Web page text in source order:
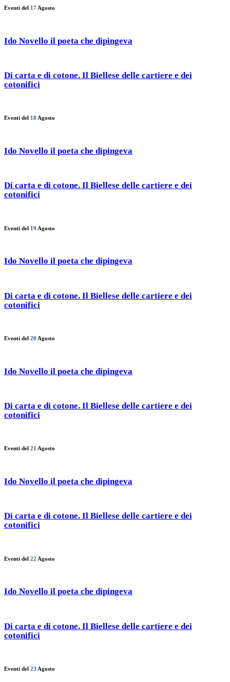
Eventi del 17 Agosto
Ido Novello il poeta che dipingeva
Di carta e di cotone. Il Biellese delle cartiere e dei
cotonifici
Eventi del 18 Agosto
Ido Novello il poeta che dipingeva
Di carta e di cotone. Il Biellese delle cartiere e dei
cotonifici
Eventi del 19 Agosto
Ido Novello il poeta che dipingeva
Di carta e di cotone. Il Biellese delle cartiere e dei
cotonifici
Eventi del 20 Agosto
Ido Novello il poeta che dipingeva
Di carta e di cotone. Il Biellese delle cartiere e dei
cotonifici
Eventi del 21 Agosto
Ido Novello il poeta che dipingeva
Di carta e di cotone. Il Biellese delle cartiere e dei
cotonifici
Eventi del 22 Agosto
Ido Novello il poeta che dipingeva
Di carta e di cotone. Il Biellese delle cartiere e dei
cotonifici
Eventi del 23 Agosto